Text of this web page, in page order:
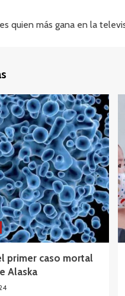
quien más gana en la
primer caso mortal
Alaska